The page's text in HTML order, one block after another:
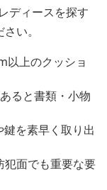
ディースを探す
い。
以上のクッショ
ると書類・小物
鍵を素早く取り出
犯面でも重要な要